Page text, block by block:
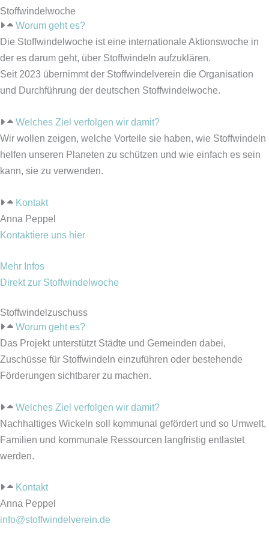
Stoffwindelwoche
Worum geht es?
Die Stoffwindelwoche ist eine internationale Aktionswoche in
der es darum geht, über Stoffwindeln aufzuklären.
Seit 2023 übernimmt der Stoffwindelverein die Organisation
und Durchführung der deutschen Stoffwindelwoche.
Welches Ziel verfolgen wir damit?
Wir wollen zeigen, welche Vorteile sie haben, wie Stoffwindeln
helfen unseren Planeten zu schützen und wie einfach es sein
kann, sie zu verwenden.
Kontakt
Anna Peppel
Kontaktiere uns hier
Mehr Infos
Direkt zur Stoffwindelwoche
Stoffwindelzuschuss
Worum geht es?
Das Projekt unterstützt Städte und Gemeinden dabei,
Zuschüsse für Stoffwindeln einzuführen oder bestehende
Förderungen sichtbarer zu machen.
Welches Ziel verfolgen wir damit?
Nachhaltiges Wickeln soll kommunal gefördert und so Umwelt,
Familien und kommunale Ressourcen langfristig entlastet
werden.
Kontakt
Anna Peppel
info@stoffwindelverein.de